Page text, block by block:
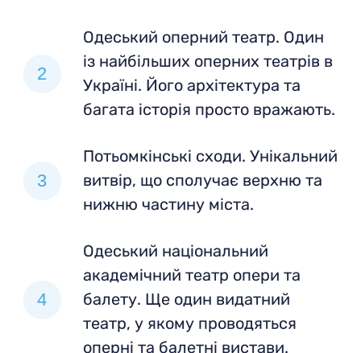
Одеський оперний театр. Один
із найбільших оперних театрів в
Україні. Його архітектура та
багата історія просто вражають.
Потьомкінські сходи. Унікальний
витвір, що сполучає верхню та
нижню частину міста.
Одеський національний
академічний театр опери та
балету. Ще один видатний
театр, у якому проводяться
оперні та балетні вистави.